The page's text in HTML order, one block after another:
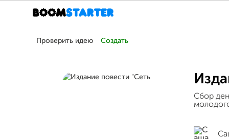
Проверить идею Создать
Сбор